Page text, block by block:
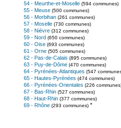
54 - Meurthe-et-Moselle (594 communes)
55 - Meuse (500 communes)
56 - Morbihan (261 communes)
57 - Moselle (730 communes)
58 - Nièvre (312 communes)
59 - Nord (650 communes)
60 - Oise (693 communes)
61 - Orne (505 communes)
62 - Pas-de-Calais (895 communes)
63 - Puy-de-Dôme (470 communes)
64 - Pyrénées-Atlantiques (547
65 - Hautes-Pyrénées (474 communes)
66 - Pyrénées-Orientales (226
67 - Bas-Rhin (527 communes)
68 - Haut-Rhin (377 communes)
69 - Rhône (293 communes) *